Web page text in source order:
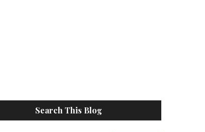
Search This Blog